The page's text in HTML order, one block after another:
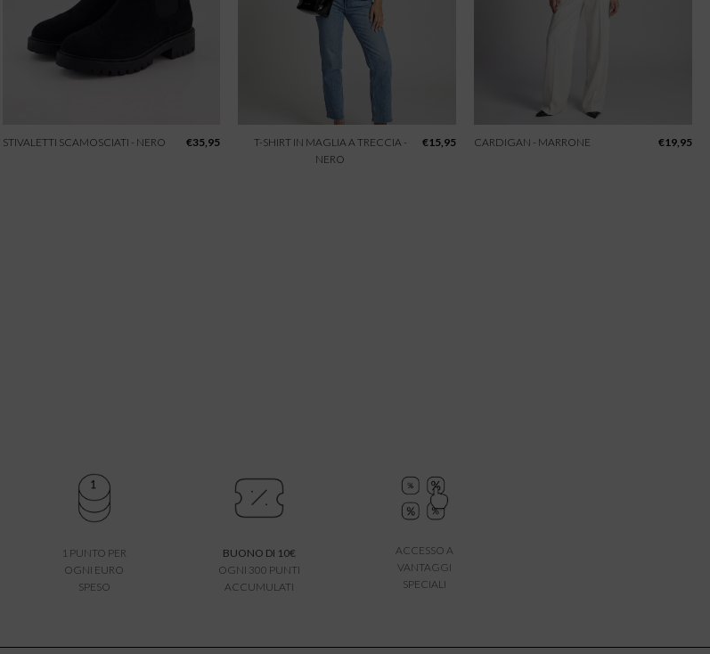
STIVALETTI SCAMOSCIATI - NERO €35,95
T-SHIRT IN MAGLIA A TRECCIA -
NERO
€15,95 CARDIGAN - MARRONE €19,95
1 PUNTO PER
OGNI EURO
SPESO
BUONO DI 10€
OGNI 300 PUNTI
ACCUMULATI
ACCESSO A
VANTAGGI
SPECIALI